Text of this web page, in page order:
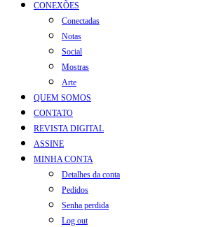
CONEXÕES
Conectadas
Notas
Social
Mostras
Arte
QUEM SOMOS
CONTATO
REVISTA DIGITAL
ASSINE
MINHA CONTA
Detalhes da conta
Pedidos
Senha perdida
Log out